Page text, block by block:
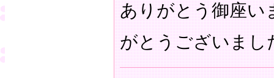
ありがとう御座い
がとうございまし